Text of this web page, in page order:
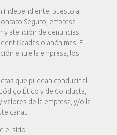
independiente, puesto a
Seguro, empresa
y atención de denuncias,
o anónimas. El
entre la empresa, los
que puedan conducir al
Ético y de Conducta,
de la empresa, y/o la
canal.
el sitio